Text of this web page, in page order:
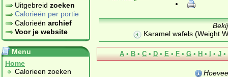
Uitgebreid zoeken
Calorieën per portie
Calorieën archief
Voor je website
Menu
Home
Calorieen zoeken
Karamel wafels (Weight
A • B • C • D • E • F • G • H • I • J •